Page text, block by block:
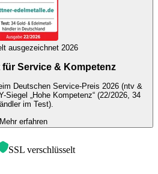
ausgezeichnet 2026
für Service & Kompetenz
Deutschen Service-Preis 2026 (ntv &
Siegel „Hohe Kompetenz“ (22/2026, 34
im Test).
Mehr erfahren
SSL verschlüsselt